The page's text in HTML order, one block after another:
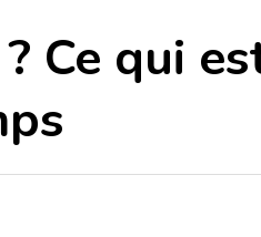
Ce qui